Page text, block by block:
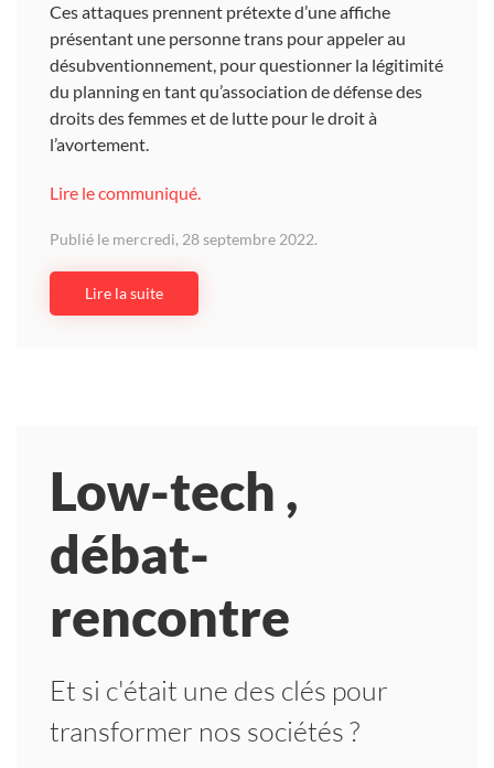
Ces attaques prennent prétexte d’une affiche
présentant une personne trans pour appeler au
désubventionnement, pour questionner la légitimité
du planning en tant qu’association de défense des
droits des femmes et de lutte pour le droit à
l’avortement.
Lire le communiqué.
Publié le mercredi, 28 septembre 2022.
Lire la suite
Low-tech ,
débat-
rencontre
Et si c'était une des clés pour
transformer nos sociétés ?